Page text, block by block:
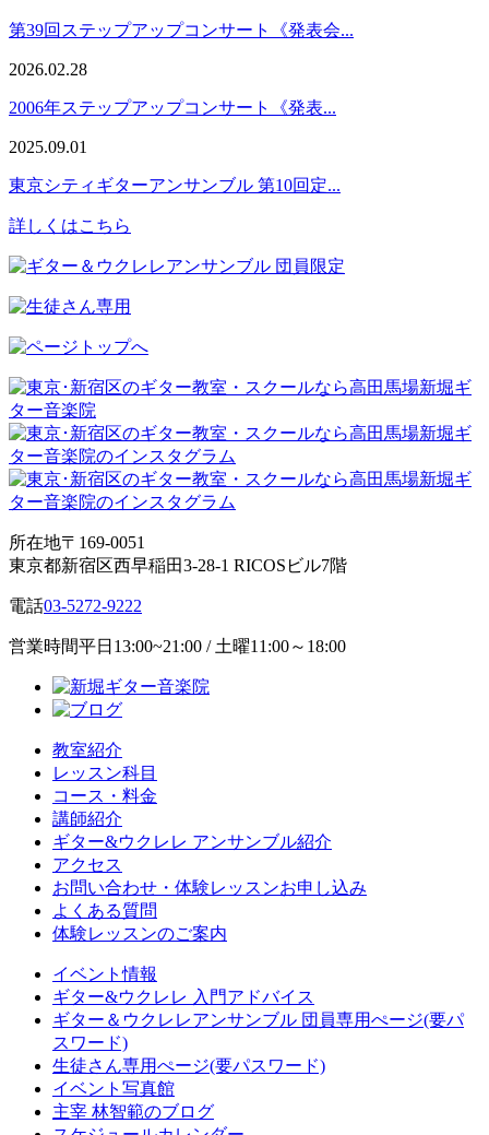
第39回ステップアップコンサート《発表会...
2026.02.28
2006年ステップアップコンサート《発表...
2025.09.01
東京シティギターアンサンブル 第10回定...
詳しくはこちら
所在地〒169-0051
東京都新宿区西早稲田3-28-1 RICOSビル7階
電話03-5272-9222
営業時間平日13:00~21:00 / 土曜11:00～18:00
教室紹介
レッスン科目
コース・料金
講師紹介
ギター&ウクレレ アンサンブル紹介
アクセス
お問い合わせ・体験レッスンお申し込み
よくある質問
体験レッスンのご案内
イベント情報
ギター&ウクレレ 入門アドバイス
ギター＆ウクレレアンサンブル 団員専用ぺージ(要パ
スワード)
生徒さん専用ぺージ(要パスワード)
イベント写真館
主宰 林智範のブログ